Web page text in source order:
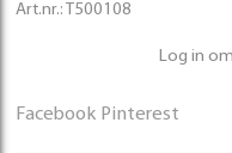
Art.nr.: T500108
Log in
Facebook Pinterest